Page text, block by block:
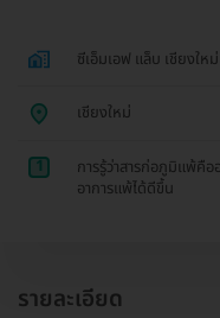
ซีเอ็มเอฟ แล็บ เชียงให
เชียงใหม่
1
การรู้ว่าสารก่อภูมิแพ้คื
อาการแพ้ได้ดีขึ้น
รายละเอียด